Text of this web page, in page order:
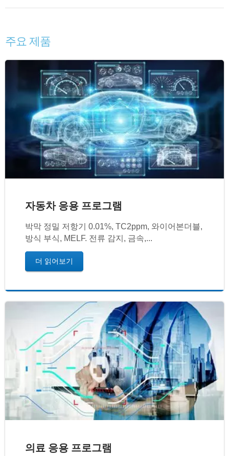
주요 제품
자동차 응용 프로그램
박막 정밀 저항기 0.01%, TC2ppm, 와이어본더블,
방식 부식, MELF. 전류 감지, 금속,...
더 읽어보기
의료 응용 프로그램